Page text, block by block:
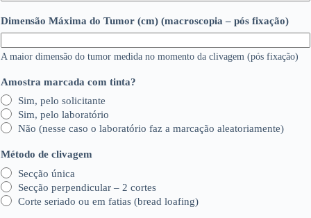
Dimensão Máxima do Tumor (cm) (macroscopia – pós fixação)
A maior dimensão do tumor medida no momento da clivagem (pós fixação)
Amostra marcada com tinta?
Sim, pelo solicitante
Sim, pelo laboratório
Não (nesse caso o laboratório faz a marcação aleatoriamente)
Método de clivagem
Secção única
Secção perpendicular – 2 cortes
Corte seriado ou em fatias (bread loafing)